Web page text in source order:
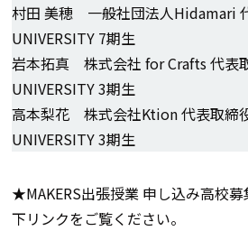
村田 美穂 一般社団法人Hidamari
UNIVERSITY 7期生
岩本拓真 株式会社 for Crafts 代表
UNIVERSITY 3期生
高本梨花 株式会社Ktion 代表取締
UNIVERSITY 3期生
★MAKERS出張授業 申し込み高校
下リンクをご覧ください。